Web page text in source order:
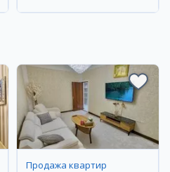
Продажа квартир